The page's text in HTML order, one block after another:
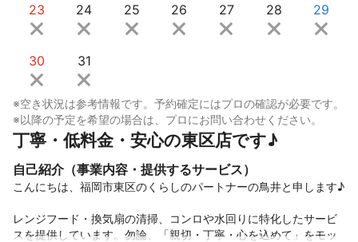
23 24 25 26 27 28 29
30 31
※空き状況は参考情報です。予約確定にはプロの確認が必要です。
※以降の予定を希望の場合は、プロにお問い合わせください。
丁寧・低料金・安心の東区店です♪
自己紹介（事業内容・提供するサービス）
こんにちは、福岡市東区のくらしのパートナーの鳥井と申します♪
レンジフード・換気扇の清掃、コンロや水回りに特化したサービ
スを提供しています。勿論、「親切・丁寧・心を込めて」をモッ